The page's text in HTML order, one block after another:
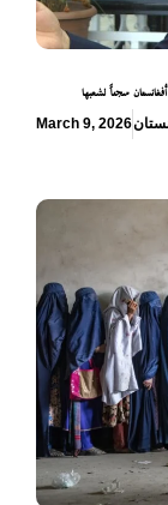
سجناً لشعبها
March 9, 2026